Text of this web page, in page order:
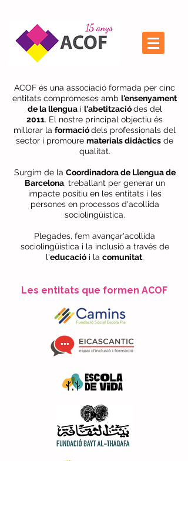
ACOF és una associació formada per cinc
entitats compromeses amb l'ensenyament
de la llenguai l'abetitzaciódes del
2011. El nostre principal objectiu és
millorar la formaciódels professionals del
sector i promoure materials didàctics de
qualitat.
Surgim de la Coordinadora de Llengua de
Barcelona, treballant per generar un
impacte positiu en les entitats i les
persones en processos d'acollida
sociolingüística.
Plegades, fem avançar'acollida
sociolingüística i la inclusió a través de
l'educaciói la comunitat.
Les entitats que formen ACOF